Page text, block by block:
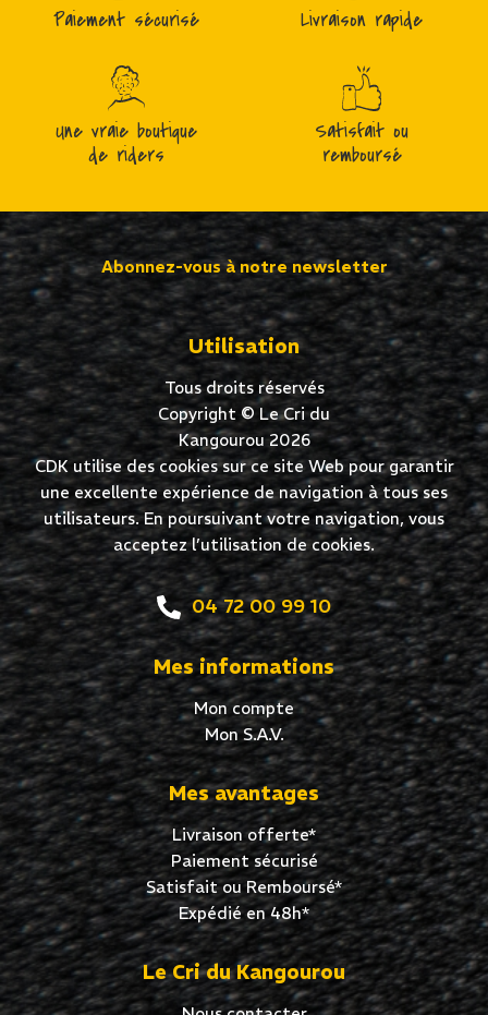
Paiement sécurisé Livraison rapide
Une vraie boutique
de riders
Satisfait ou
remboursé
Abonnez-vous à notre newsletter
Utilisation
Tous droits réservés
Copyright © Le Cri du
Kangourou 2026
CDK utilise des cookies sur ce site Web pour garantir
une excellente expérience de navigation à tous ses
utilisateurs. En poursuivant votre navigation, vous
acceptez l’utilisation de cookies.
04 72 00 99 10
Mes informations
Mon compte
Mon S.A.V.
Mes avantages
Livraison offerte*
Paiement sécurisé
Satisfait ou Remboursé*
Expédié en 48h*
Le Cri du Kangourou